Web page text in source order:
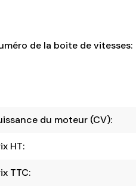
de la boite de vitesses:
du moteur (CV):
HT:
TTC: